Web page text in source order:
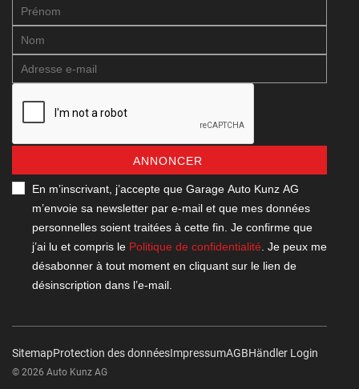
ANNONCER
En m’inscrivant, j’accepte que Garage Auto Kunz AG
m’envoie sa newsletter par e-mail et que mes données
personnelles soient traitées à cette fin. Je confirme que
j’ai lu et compris le Politique de confidentialité . Je peux me
désabonner à tout moment en cliquant sur le lien de
désinscription dans l’e-mail.
SitemapProtection des donnéesImpressumAGBHändler Login
© 2026 Auto Kunz AG